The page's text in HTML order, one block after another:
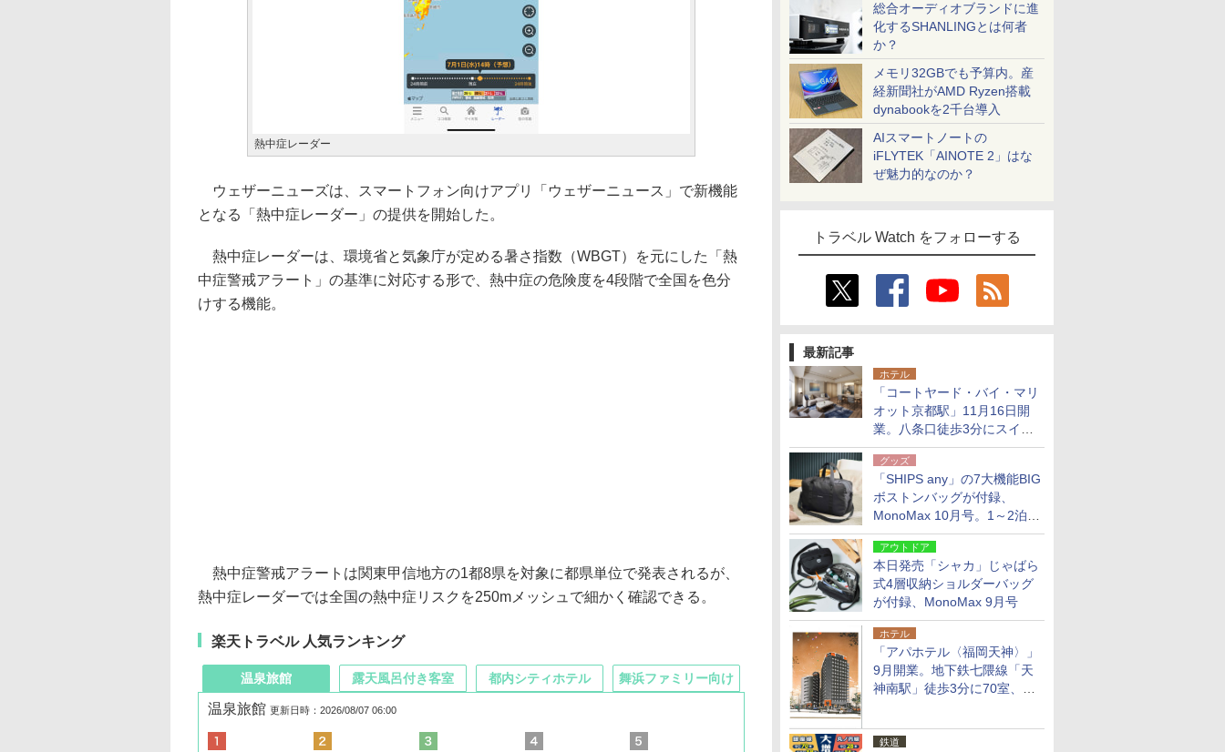
総合オーディオブランドに進
化するSHANLINGとは何者
か？
メモリ32GBでも予算内。産
経新聞社がAMD Ryzen搭載
dynabookを2千台導入
AIスマートノートの
iFLYTEK「AINOTE 2」はな
ぜ魅力的なのか？
トラベル Watch をフォローする
最新記事
ホテル
「コートヤード・バイ・マリ
オット京都駅」11月16日開
業。八条口徒歩3分にスイー
ト含む全270室、ダイニング
も併設
グッズ
「SHIPS any」の7大機能BIG
ボストンバッグが付録、
MonoMax 10月号。1～2泊の
荷物、キャリーオンも可能
アウトドア
本日発売「シャカ」じゃばら
式4層収納ショルダーバッグ
が付録、MonoMax 9月号
ホテル
「アパホテル〈福岡天神〉」
9月開業。地下鉄七隈線「天
神南駅」徒歩3分に70室、エ
鉄道
熱中症レーダー
ウェザーニューズは、スマートフォン向けアプリ「ウェザーニュース」で新機能
となる「熱中症レーダー」の提供を開始した。
熱中症レーダーは、環境省と気象庁が定める暑さ指数（WBGT）を元にした「熱
中症警戒アラート」の基準に対応する形で、熱中症の危険度を4段階で全国を色分
けする機能。
熱中症警戒アラートは関東甲信地方の1都8県を対象に都県単位で発表されるが、
熱中症レーダーでは全国の熱中症リスクを250mメッシュで細かく確認できる。
楽天トラベル 人気ランキング
温泉旅館
温泉旅館 更新日時：2026/08/07 06:00
露天風呂付き客室 都内シティホテル 舞浜ファミリー向け